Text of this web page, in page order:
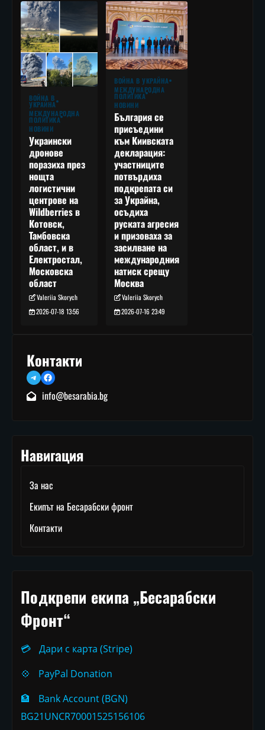
ВОЙНА В
УКРАЙНА
МЕЖДУНАРОДНА
ПОЛИТИКА
НОВИНИ
Украински
дронове
поразиха през
нощта
логистични
центрове на
Wildberries в
Котовск,
Тамбовска
област, и в
Електростал,
Московска
област
Valeriia Skorych
2026-07-18 13:56
ВОЙНА В УКРАЙНА
МЕЖДУНАРОДНА
ПОЛИТИКА
НОВИНИ
България се
присъедини
към Киивската
декларация:
участниците
потвърдиха
подкрепата си
за Украйна,
осъдиха
руската агресия
и призоваха за
засилване на
международния
натиск срещу
Москва
Valeriia Skorych
2026-07-16 23:49
Контакти
TelegramFacebook
info@besarabia.bg
Навигация
За нас
Екипът на Бесарабски фронт
Контакти
Подкрепи екипа „Бесарабски
Фронт“
💳
Дари с карта (Stripe)
💠
PayPal Donation
🏦
Bank Account (BGN)
BG21UNCR70001525156106